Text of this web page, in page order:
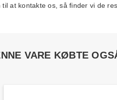
at kontakte os, så finder vi de
VARE KØBTE